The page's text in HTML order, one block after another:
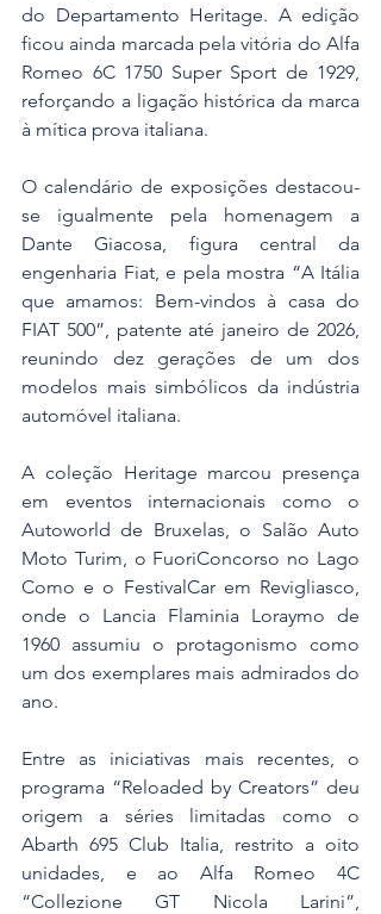
do Departamento Heritage. A edição
ficou ainda marcada pela vitória do Alfa
Romeo 6C 1750 Super Sport de 1929,
reforçando a ligação histórica da marca
à mítica prova italiana.
O calendário de exposições destacou-
se igualmente pela homenagem a
Dante Giacosa, figura central da
engenharia Fiat, e pela mostra “A Itália
que amamos: Bem-vindos à casa do
FIAT 500”, patente até janeiro de 2026,
reunindo dez gerações de um dos
modelos mais simbólicos da indústria
automóvel italiana.
A coleção Heritage marcou presença
em eventos internacionais como o
Autoworld de Bruxelas, o Salão Auto
Moto Turim, o FuoriConcorso no Lago
Como e o FestivalCar em Revigliasco,
onde o Lancia Flaminia Loraymo de
1960 assumiu o protagonismo como
um dos exemplares mais admirados do
ano.
Entre as iniciativas mais recentes, o
programa “Reloaded by Creators” deu
origem a séries limitadas como o
Abarth 695 Club Italia, restrito a oito
unidades, e ao Alfa Romeo 4C
“Collezione GT Nicola Larini”,